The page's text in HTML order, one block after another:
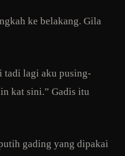
ke belakang. Gila
lagi aku pusing-
kat sini.” Gadis itu
gading yang dipakai